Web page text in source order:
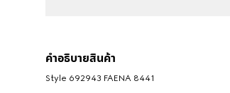
คำอธิบายสินค้า
Style ‎692943 FAENA 8441